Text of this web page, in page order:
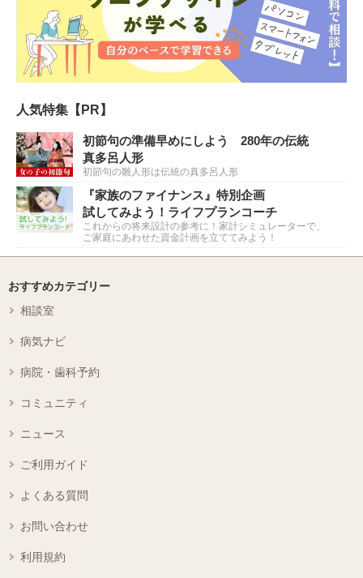
人気特集【PR】
初節句の準備早めにしよう 280年の伝統
真多呂人形
初節句の雛人形は伝統の真多呂人形
『家族のファイナンス』特別企画
試してみよう！ライフプランコーチ
これからの将来設計の参考に！家計シミュレーターで、
ご家庭にあわせた資金計画を立ててみよう！
おすすめカテゴリー
相談室
病気ナビ
病院・歯科予約
コミュニティ
ニュース
ご利用ガイド
よくある質問
お問い合わせ
利用規約